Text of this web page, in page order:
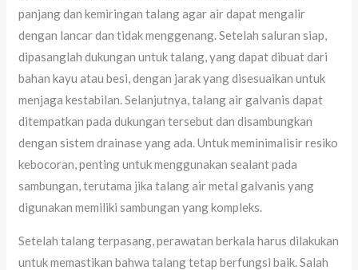
panjang dan kemiringan talang agar air dapat mengalir
dengan lancar dan tidak menggenang. Setelah saluran siap,
dipasanglah dukungan untuk talang, yang dapat dibuat dari
bahan kayu atau besi, dengan jarak yang disesuaikan untuk
menjaga kestabilan. Selanjutnya, talang air galvanis dapat
ditempatkan pada dukungan tersebut dan disambungkan
dengan sistem drainase yang ada. Untuk meminimalisir resiko
kebocoran, penting untuk menggunakan sealant pada
sambungan, terutama jika talang air metal galvanis yang
digunakan memiliki sambungan yang kompleks.
Setelah talang terpasang, perawatan berkala harus dilakukan
untuk memastikan bahwa talang tetap berfungsi baik. Salah